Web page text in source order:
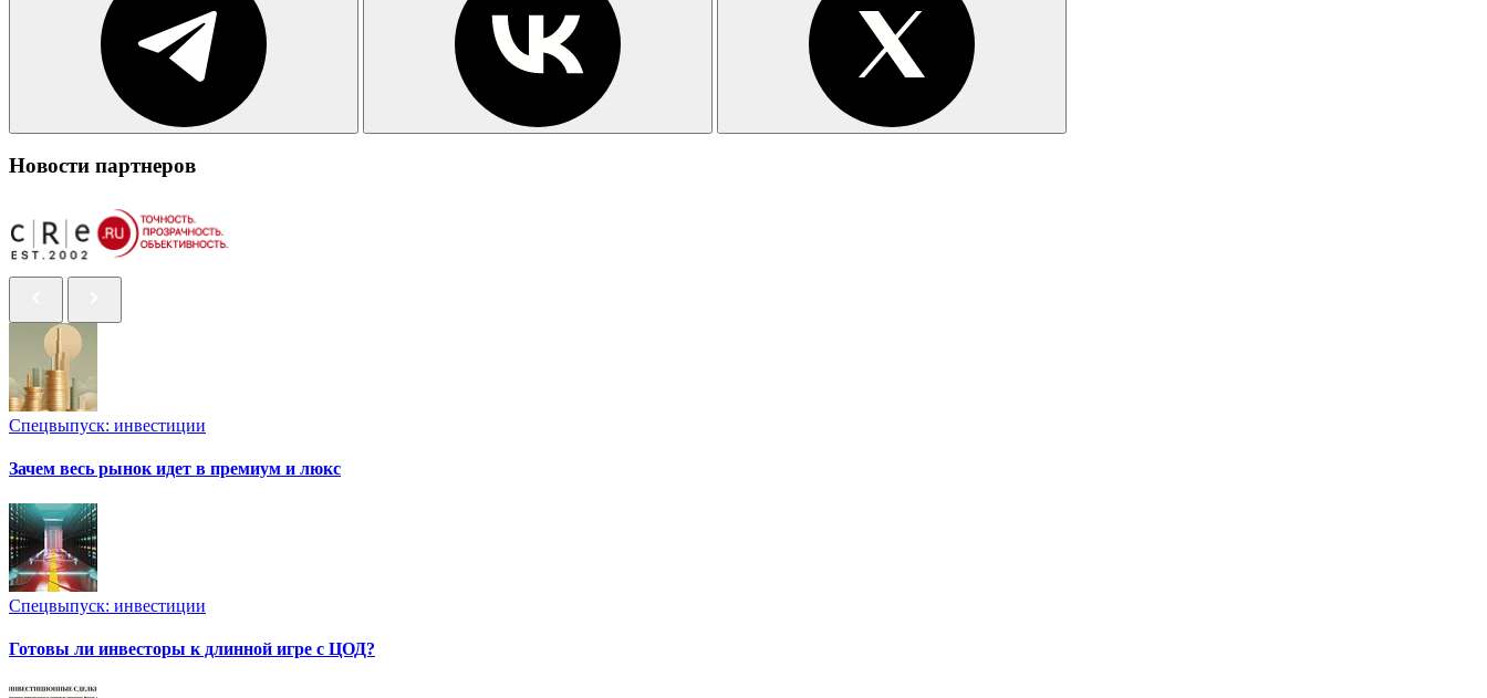
Новости партнеров
Спецвыпуск: инвестиции
Зачем весь рынок идет в премиум и люкс
Спецвыпуск: инвестиции
Готовы ли инвесторы к длинной игре с ЦОД?